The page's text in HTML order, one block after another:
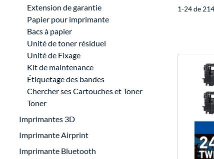
Extension de garantie
Papier pour imprimante
Bacs à papier
Unité de toner résiduel
Unité de Fixage
Kit de maintenance
Étiquetage des bandes
Chercher ses Cartouches et Toner
Toner
Imprimantes 3D
Imprimante Airprint
Imprimante Bluetooth
1-24 de